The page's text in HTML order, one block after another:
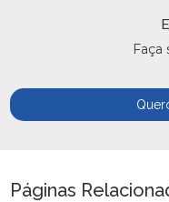
Páginas